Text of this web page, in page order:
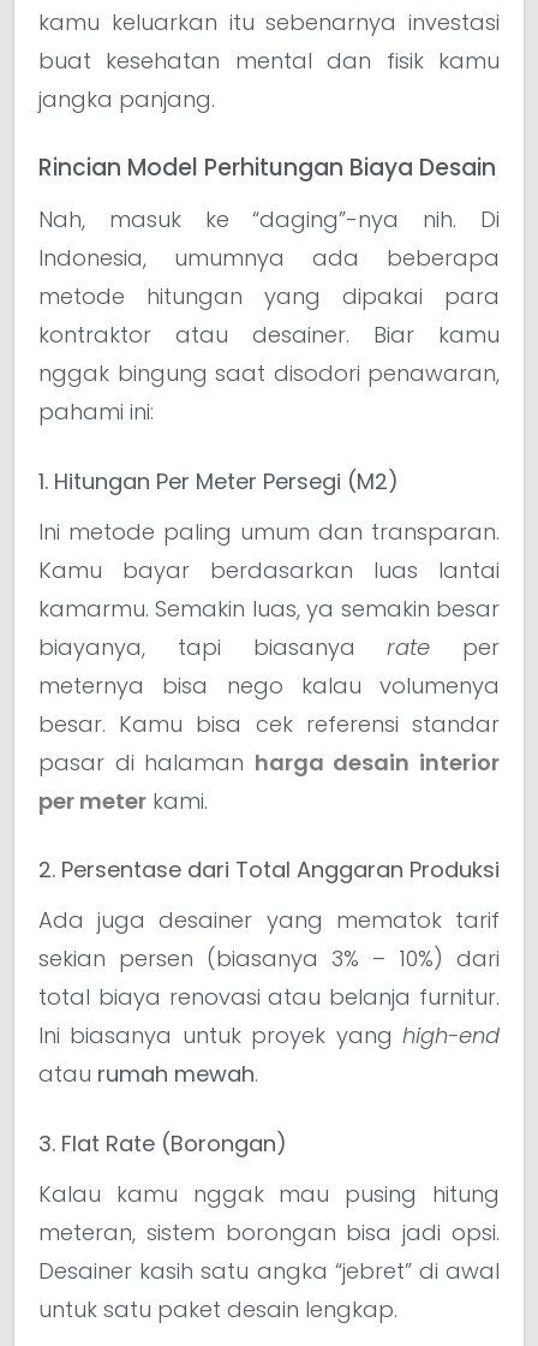
kamu keluarkan itu sebenarnya investasi
buat kesehatan mental dan fisik kamu
jangka panjang.
Rincian Model Perhitungan Biaya Desain
Nah, masuk ke “daging”-nya nih. Di
Indonesia, umumnya ada beberapa
metode hitungan yang dipakai para
kontraktor atau desainer. Biar kamu
nggak bingung saat disodori penawaran,
pahami ini:
1. Hitungan Per Meter Persegi (M2)
Ini metode paling umum dan transparan.
Kamu bayar berdasarkan luas lantai
kamarmu. Semakin luas, ya semakin besar
biayanya, tapi biasanyarate per
meternya bisa nego kalau volumenya
besar. Kamu bisa cek referensi standar
pasar di halaman harga desain interior
per meter kami.
2. Persentase dari Total Anggaran Produksi
Ada juga desainer yang mematok tarif
sekian persen (biasanya 3% – 10%) dari
total biaya renovasi atau belanja furnitur.
Ini biasanya untuk proyek yang high-end
atau rumah mewah.
3. Flat Rate (Borongan)
Kalau kamu nggak mau pusing hitung
meteran, sistem borongan bisa jadi opsi.
Desainer kasih satu angka “jebret” di awal
untuk satu paket desain lengkap.